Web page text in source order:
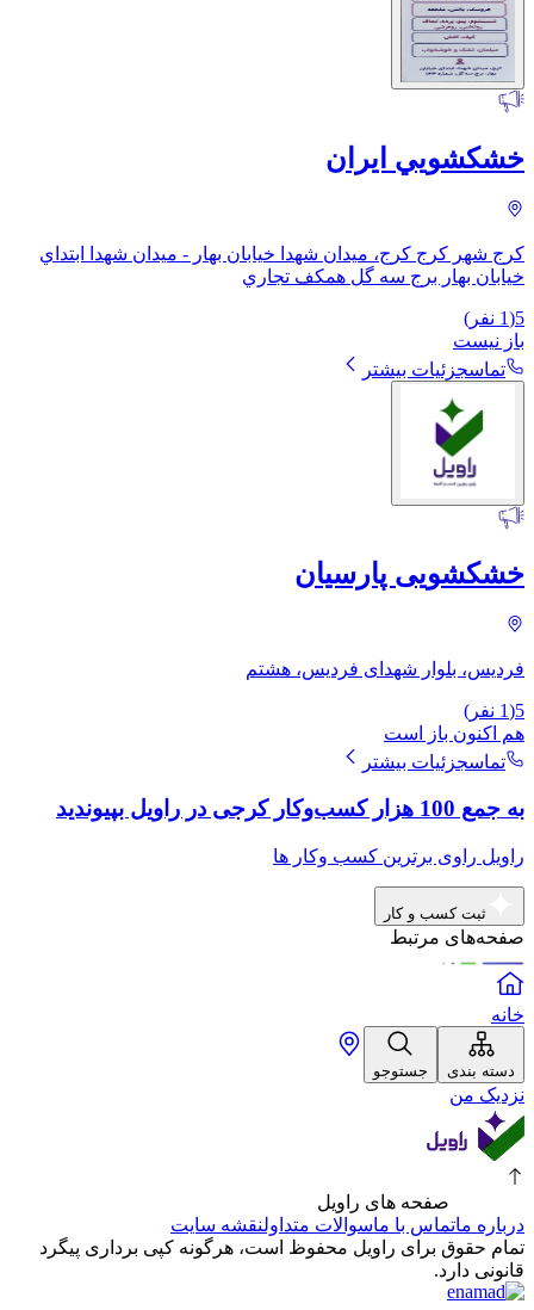
خشكشويي ايران
کرج شهر کرج کرج، ميدان شهدا خيابان بهار - ميدان شهدا ابتداي
خيابان بهار برج سه گل همكف تجاري
5
(
1 نفر)
باز نیست
تماسجزئیات بیشتر
خشکشویی پارسیان
فردیس، بلوار شهدای فردیس، هشتم
5
(
1 نفر)
هم اکنون باز است
تماسجزئیات بیشتر
به جمع 100 هزار کسب‌وکار کرجی در راویل بپیوندید
راویل راوی برترین کسب وکار ها
ثبت کسب و کار
صفحه‌های مرتبط
خانه
دسته بندی جستوجو
نزدیک من
صفحه های راویل
درباره ماتماس با ماسوالات متداولنقشه سایت
تمام حقوق برای راویل محفوظ است، هرگونه کپی برداری پیگرد
قانونی دارد.